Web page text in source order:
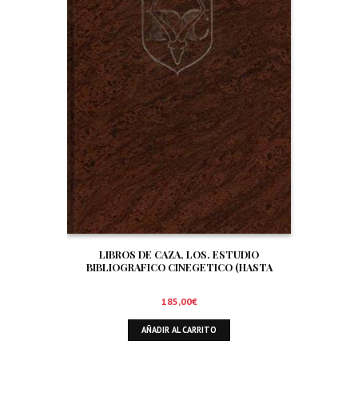
LIBROS DE CAZA, LOS. ESTUDIO
BIBLIOGRAFICO CINEGETICO (HASTA
185,00€
AÑADIR AL CARRITO